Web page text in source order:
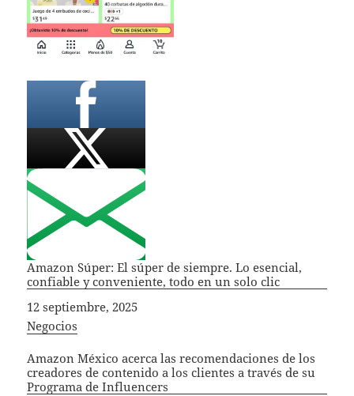
Amazon Súper: El súper de siempre. Lo esencial,
confiable y conveniente, todo en un solo clic
Fecha
12 septiembre, 2025
In relation to
Negocios
Amazon México acerca las recomendaciones de los
creadores de contenido a los clientes a través de su
Programa de Influencers